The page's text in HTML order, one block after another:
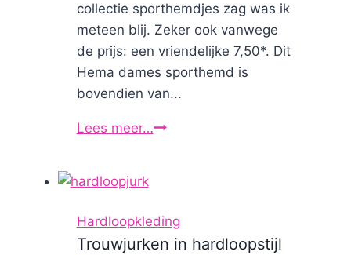
collectie sporthemdjes zag was ik
meteen blij. Zeker ook vanwege
de prijs: een vriendelijke 7,50*. Dit
Hema dames sporthemd is
bovendien van...
Lees meer…Hema
review
Hardloopkleding
Trouwjurken in hardloopstijl